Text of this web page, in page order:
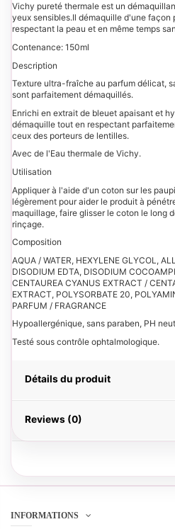
Vichy pureté thermale est un
yeux sensibles.Il démaquille d'une
respectant la peau et en même temps
Contenance: 150ml
Description
Texture ultra-fraîche au parfum délicat,
sont parfaitement démaquillés.
Enrichi en extrait de bleuet apaisant et
démaquille tout en respectant
ceux des porteurs de lentilles.
Avec de l'Eau thermale de Vichy.
Utilisation
Appliquer à l'aide d'un coton sur les
légèrement pour aider le produit à
maquillage, faire glisser le coton le long
rinçage.
Composition
AQUA / WATER, HEXYLENE GLYCOL,
DISODIUM EDTA, DISODIUM
CENTAUREA CYANUS EXTRACT /
EXTRACT, POLYSORBATE 20,
PARFUM / FRAGRANCE
Hypoallergénique, sans paraben, PH
Testé sous contrôle ophtalmologique.
Détails du produit
Reviews (0)
INFORMATIONS